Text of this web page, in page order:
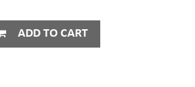
ADD TO CART